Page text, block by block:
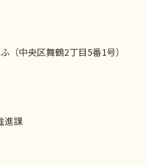
（中央区舞鶴2丁目5番1号）
進課